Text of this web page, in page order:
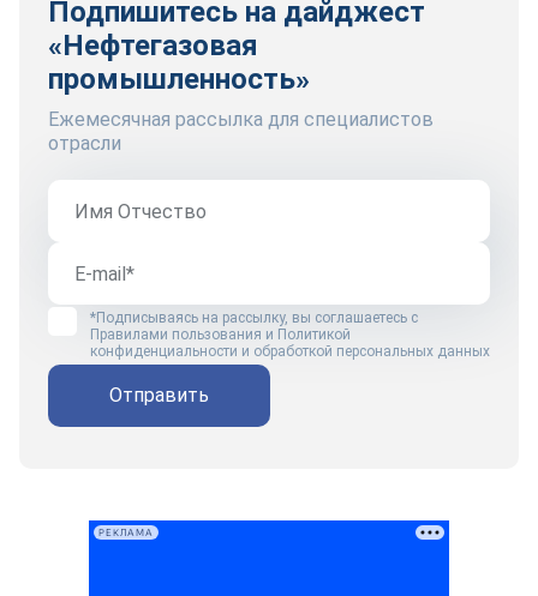
Подпишитесь на дайджест
«Нефтегазовая
промышленность»
Ежемесячная рассылка для специалистов
отрасли
*Подписываясь на рассылку, вы соглашаетесь с
Правилами пользования и Политикой
конфиденциальности и обработкой персональных данных
Отправить
РЕКЛАМА